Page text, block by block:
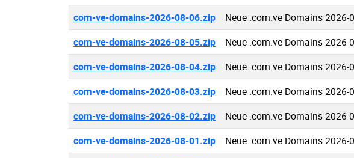
com-ve-domains-2026-08-06.zip Neue .com.ve Domains 2026-
com-ve-domains-2026-08-05.zip Neue .com.ve Domains 2026-
com-ve-domains-2026-08-04.zip Neue .com.ve Domains 2026-
com-ve-domains-2026-08-03.zip Neue .com.ve Domains 2026-
com-ve-domains-2026-08-02.zip Neue .com.ve Domains 2026-
com-ve-domains-2026-08-01.zip Neue .com.ve Domains 2026-